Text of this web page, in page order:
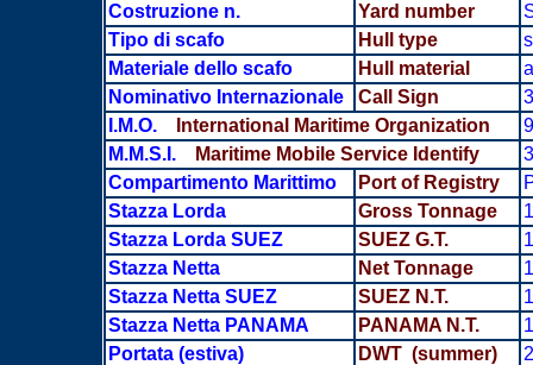
Costruzione n.
Yard number
Tipo di scafo
Hull type
Materiale dello scafo
Hull material
Nominativo Internazionale
Call Sign
I.M.O.
International Maritime Organization
M.M.S.I.
Maritime Mobile Service Identify
Compartimento Marittimo
Port of Registry
Stazza Lorda
Gross Tonnage
Stazza Lorda SUEZ
SUEZ G.T.
Stazza Netta
Net Tonnage
Stazza Netta SUEZ
SUEZ N.T.
Stazza Netta PANAMA
PANAMA N.T.
Portata(estiva) DWT (summer)